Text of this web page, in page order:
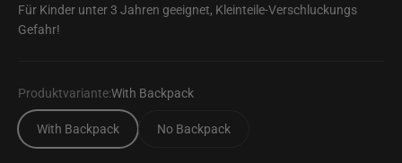
Für Kinder unter 3 Jahren geeignet, Kleinteile-Verschluckungs
Gefahr!
Produktvariante:With Backpack
With Backpack No Backpack